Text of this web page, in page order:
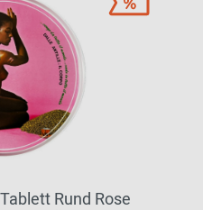
Rund Rose